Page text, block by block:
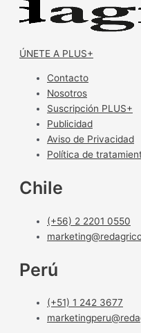
ÚNETE A PLUS+
Contacto
Nosotros
Suscripción PLUS+
Publicidad
Aviso de Privacidad
Política de
Chile
(+56) 2 2201 0550
Perú
(+51) 1 242 3677